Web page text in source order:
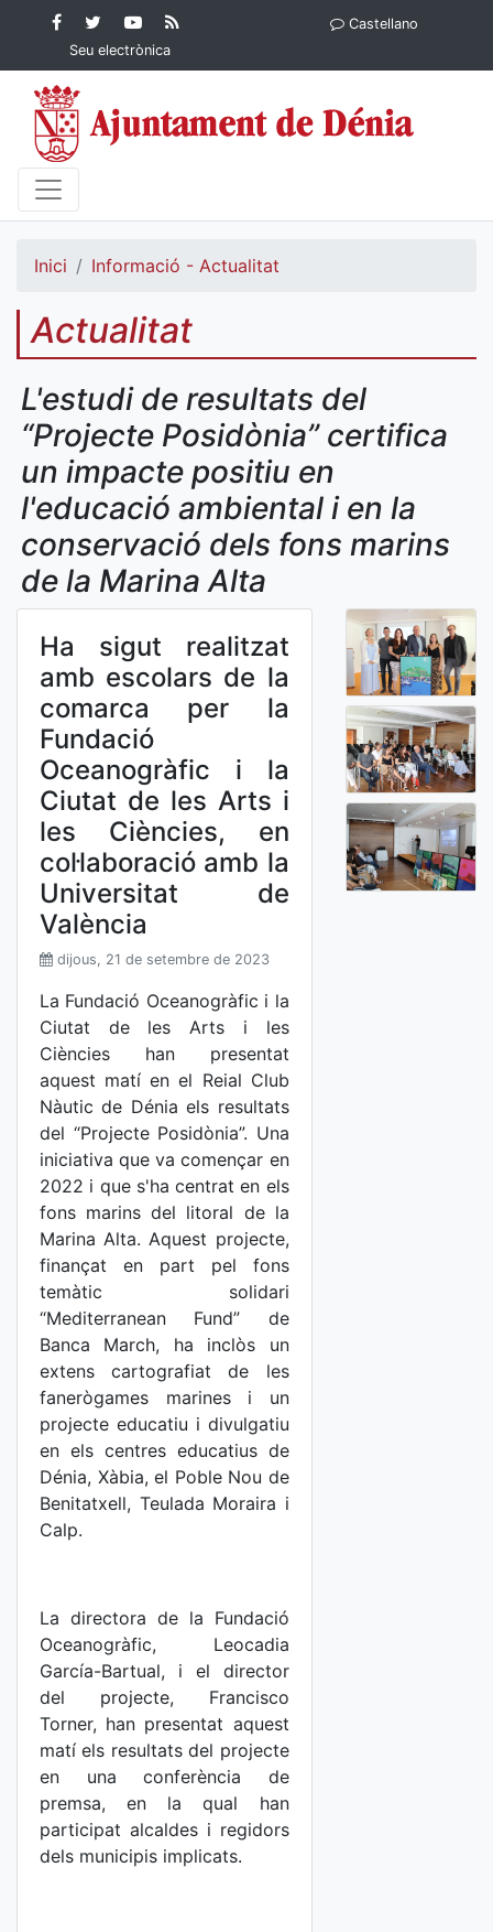
Contingut principalFacebook
Ajuntament de Dénia
Twitter
Ajuntament de
Dénia
YouTube
Ajuntament
de Dénia
Ajuntament
Seu electrònica
Castellano
Inici Informació - Actualitat
Actualitat
L'estudi de resultats del
“Projecte Posidònia” certifica
un impacte positiu en
l'educació ambiental i en la
conservació dels fons marins
de la Marina Alta
Ha sigut realitzat
amb escolars de la
comarca per la
Fundació
Oceanogràfic i la
Ciutat de les Arts i
les Ciències, en
col·laboració amb la
Universitat de
València
dijous, 21 de setembre de 2023
La Fundació Oceanogràfic i la
Ciutat de les Arts i les
Ciències han presentat
aquest matí en el Reial Club
Nàutic de Dénia els resultats
del “Projecte Posidònia”. Una
iniciativa que va començar en
2022 i que s'ha centrat en els
fons marins del litoral de la
Marina Alta. Aquest projecte,
finançat en part pel fons
temàtic solidari
“Mediterranean Fund” de
Banca March, ha inclòs un
extens cartografiat de les
fanerògames marines i un
projecte educatiu i divulgatiu
en els centres educatius de
Dénia, Xàbia, el Poble Nou de
Benitatxell, Teulada Moraira i
Calp.
La directora de la Fundació
Oceanogràfic, Leocadia
García-Bartual, i el director
del projecte, Francisco
Torner, han presentat aquest
matí els resultats del projecte
en una conferència de
premsa, en la qual han
participat alcaldes i regidors
dels municipis implicats.